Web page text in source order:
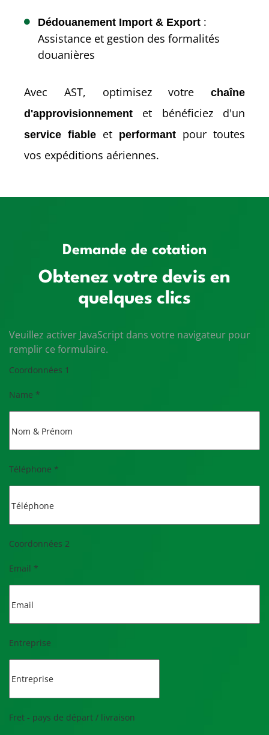
Dédouanement Import & Export:
Assistance et gestion des formalités
douanières
Avec AST, optimisez votre
chaîne
d'approvisionnement
et bénéficiez d'un
service fiable et performantpour toutes
vos expéditions aériennes.
Demande de cotation
Obtenez votre devis en
quelques clics
Veuillez activer JavaScript dans votre navigateur pour
remplir ce formulaire.
Coordonnées 1
Name *
Téléphone *
Coordonnées 2
Email *
Entreprise
Fret - pays de départ / livraison